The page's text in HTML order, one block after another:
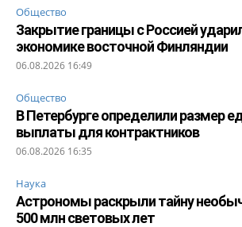
Общество
Закрытие границы с Россией
экономике восточной Финляндии
06.08.2026 16:49
Общество
В Петербурге определили размер
выплаты для контрактников
06.08.2026 16:35
Наука
Астрономы раскрыли тайну
500 млн световых лет